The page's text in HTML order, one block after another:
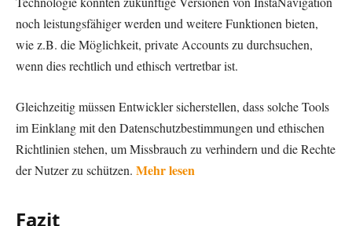
noch leistungsfähiger werden und weitere Funktionen bieten,
wie z.B. die Möglichkeit, private Accounts zu durchsuchen,
wenn dies rechtlich und ethisch vertretbar ist.
Gleichzeitig müssen Entwickler sicherstellen, dass solche Tools
im Einklang mit den Datenschutzbestimmungen und ethischen
Richtlinien stehen, um Missbrauch zu verhindern und die Rechte
der Nutzer zu schützen. Mehr lesen
Fazit